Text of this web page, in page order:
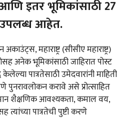
इतर भूमिकांसाठी 27
आहेत.
महाराष्ट्र (सीसीए महाराष्ट्र)
अनेक भूमिकांसाठी जाहिरात पोस्ट
पात्रतेसाठी उमेदवारांनी माहिती
करावे असे प्रोत्साहित
शैक्षणिक आवश्यकता, कमाल वय,
त्यांच्या पात्रतेची पुष्टी करणे